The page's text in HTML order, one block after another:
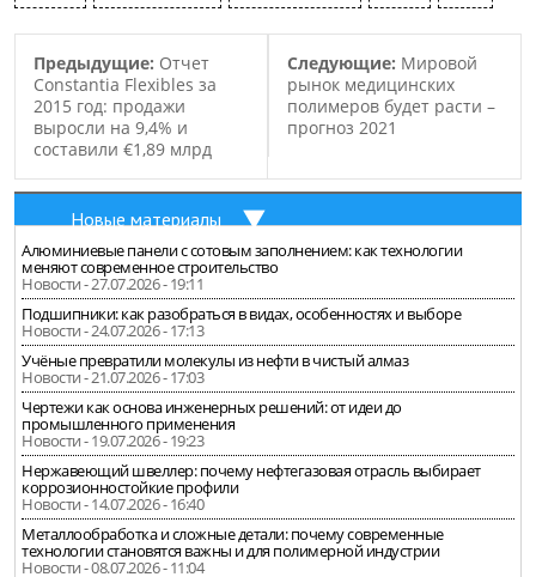
Предыдущие: Отчет
Constantia Flexibles за
2015 год: продажи
выросли на 9,4% и
составили €1,89 млрд
Следующие: Мировой
рынок медицинских
полимеров будет расти –
прогноз 2021
Новые материалы
Алюминиевые панели с сотовым заполнением: как технологии
меняют современное строительство
Новости - 27.07.2026 - 19:11
Подшипники: как разобраться в видах, особенностях и выборе
Новости - 24.07.2026 - 17:13
Учёные превратили молекулы из нефти в чистый алмаз
Новости - 21.07.2026 - 17:03
Чертежи как основа инженерных решений: от идеи до
промышленного применения
Новости - 19.07.2026 - 19:23
Нержавеющий швеллер: почему нефтегазовая отрасль выбирает
коррозионностойкие профили
Новости - 14.07.2026 - 16:40
Металлообработка и сложные детали: почему современные
технологии становятся важны и для полимерной индустрии
Новости - 08.07.2026 - 11:04